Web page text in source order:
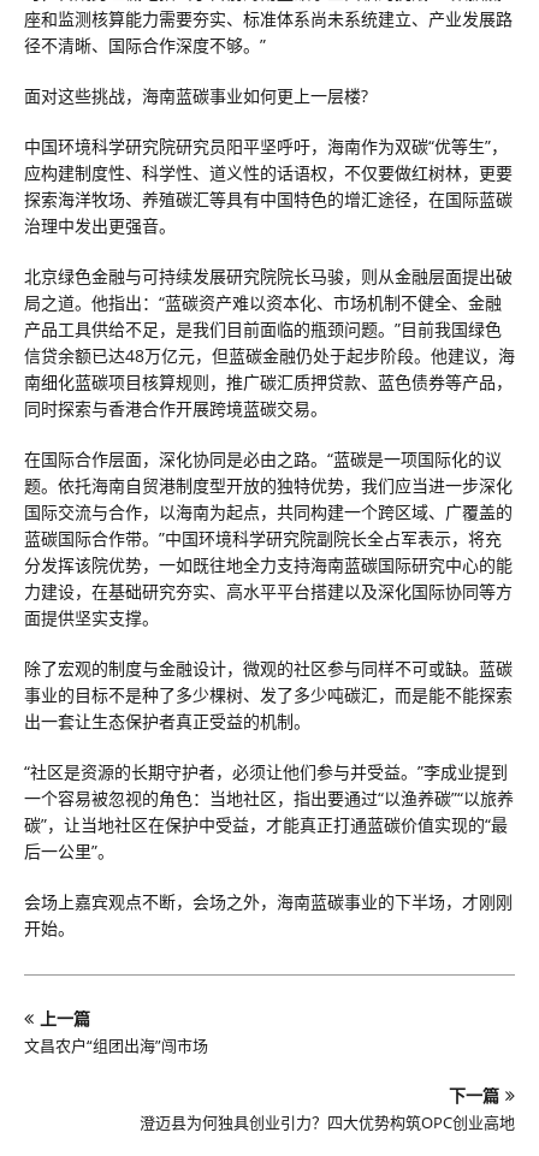
座和监测核算能力需要夯实、标准体系尚未系统建立、产业发展路
径不清晰、国际合作深度不够。”
面对这些挑战，海南蓝碳事业如何更上一层楼?
中国环境科学研究院研究员阳平坚呼吁，海南作为双碳“优等生”，
应构建制度性、科学性、道义性的话语权，不仅要做红树林，更要
探索海洋牧场、养殖碳汇等具有中国特色的增汇途径，在国际蓝碳
治理中发出更强音。
北京绿色金融与可持续发展研究院院长马骏，则从金融层面提出破
局之道。他指出：“蓝碳资产难以资本化、市场机制不健全、金融
产品工具供给不足，是我们目前面临的瓶颈问题。”目前我国绿色
信贷余额已达48万亿元，但蓝碳金融仍处于起步阶段。他建议，海
南细化蓝碳项目核算规则，推广碳汇质押贷款、蓝色债券等产品，
同时探索与香港合作开展跨境蓝碳交易。
在国际合作层面，深化协同是必由之路。“蓝碳是一项国际化的议
题。依托海南自贸港制度型开放的独特优势，我们应当进一步深化
国际交流与合作，以海南为起点，共同构建一个跨区域、广覆盖的
蓝碳国际合作带。”中国环境科学研究院副院长全占军表示，将充
分发挥该院优势，一如既往地全力支持海南蓝碳国际研究中心的能
力建设，在基础研究夯实、高水平平台搭建以及深化国际协同等方
面提供坚实支撑。
除了宏观的制度与金融设计，微观的社区参与同样不可或缺。蓝碳
事业的目标不是种了多少棵树、发了多少吨碳汇，而是能不能探索
出一套让生态保护者真正受益的机制。
“社区是资源的长期守护者，必须让他们参与并受益。”李成业提到
一个容易被忽视的角色：当地社区，指出要通过“以渔养碳”“以旅养
碳”，让当地社区在保护中受益，才能真正打通蓝碳价值实现的“最
后一公里”。
会场上嘉宾观点不断，会场之外，海南蓝碳事业的下半场，才刚刚
开始。
上一篇
文昌农户“组团出海”闯市场
下一篇
澄迈县为何独具创业引力？四大优势构筑OPC创业高地